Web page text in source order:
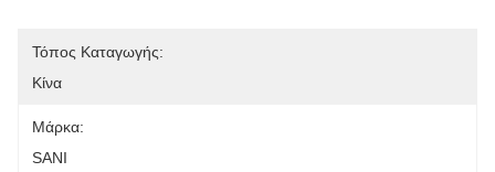
Τόπος Καταγωγής:
Κίνα
Μάρκα:
SANI